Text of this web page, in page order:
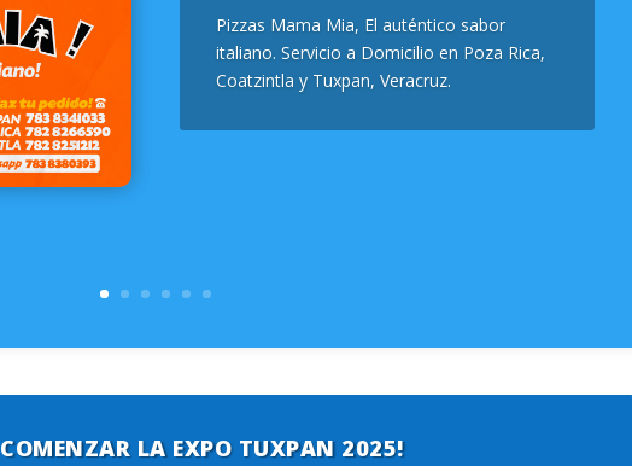
Pizzas Mama Mia, El auténtico sabor
italiano. Servicio a Domicilio en Poza Rica,
Coatzintla y Tuxpan, Veracruz.
LA EXPO TUXPAN 2025!